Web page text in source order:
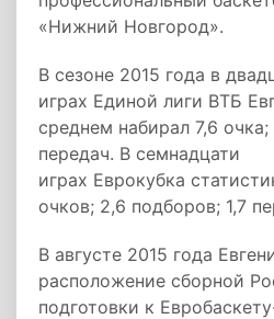
«Нижний Новгород».
В сезоне 2015 года в
играх Единой лиги ВТБ
среднем набирал 7,6
передач. В семнадцати
играх Еврокубка
очков; 2,6 подборов; 1,7
В августе 2015 года
расположение сборной
подготовки к